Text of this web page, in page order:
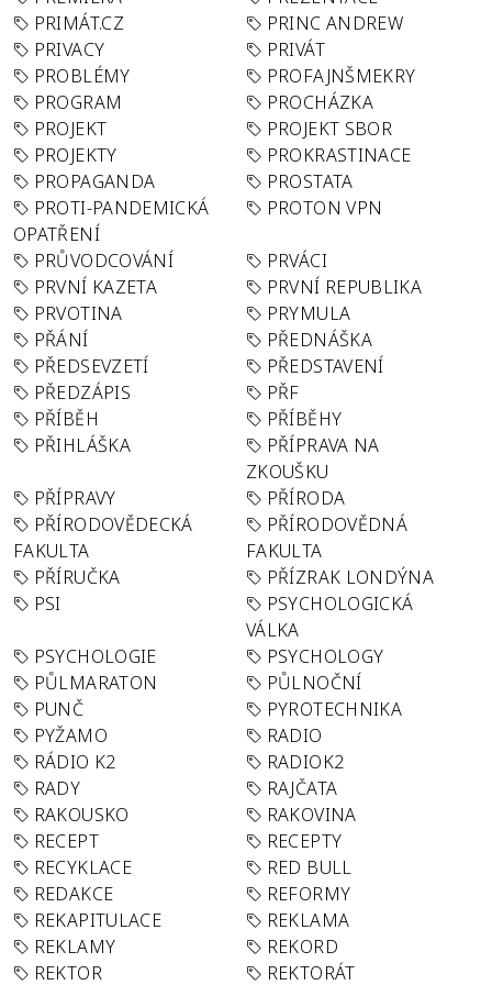
PRIMÁT.CZ
PRINC ANDREW
PRIVACY
PRIVÁT
PROBLÉMY
PROFAJNŠMEKRY
PROGRAM
PROCHÁZKA
PROJEKT
PROJEKT SBOR
PROJEKTY
PROKRASTINACE
PROPAGANDA
PROSTATA
PROTI-PANDEMICKÁ
OPATŘENÍ
PROTON VPN
PRŮVODCOVÁNÍ
PRVÁCI
PRVNÍ KAZETA
PRVNÍ REPUBLIKA
PRVOTINA
PRYMULA
PŘÁNÍ
PŘEDNÁŠKA
PŘEDSEVZETÍ
PŘEDSTAVENÍ
PŘEDZÁPIS
PŘF
PŘÍBĚH
PŘÍBĚHY
PŘIHLÁŠKA
PŘÍPRAVA NA
ZKOUŠKU
PŘÍPRAVY
PŘÍRODA
PŘÍRODOVĚDECKÁ
FAKULTA
PŘÍRODOVĚDNÁ
FAKULTA
PŘÍRUČKA
PŘÍZRAK LONDÝNA
PSI
PSYCHOLOGICKÁ
VÁLKA
PSYCHOLOGIE
PSYCHOLOGY
PŮLMARATON
PŮLNOČNÍ
PUNČ
PYROTECHNIKA
PYŽAMO
RADIO
RÁDIO K2
RADIOK2
RADY
RAJČATA
RAKOUSKO
RAKOVINA
RECEPT
RECEPTY
RECYKLACE
RED BULL
REDAKCE
REFORMY
REKAPITULACE
REKLAMA
REKLAMY
REKORD
REKTOR
REKTORÁT